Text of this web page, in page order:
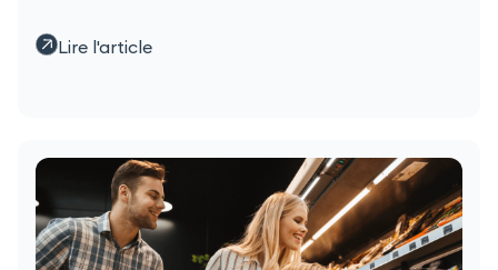
Lire l'article